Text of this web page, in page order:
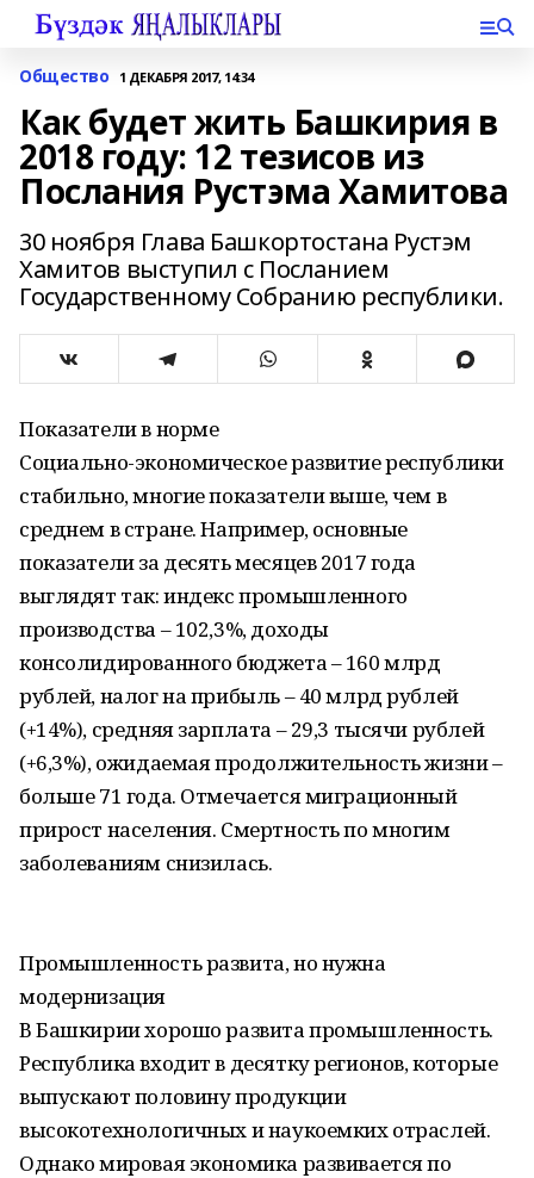
Общество 1 ДЕКАБРЯ 2017, 14:34
Как будет жить Башкирия в
2018 году: 12 тезисов из
Послания Рустэма Хамитова
30 ноября Глава Башкортостана Рустэм
Хамитов выступил с Посланием
Государственному Собранию республики.
Показатели в норме
Социально-экономическое развитие республики
стабильно, многие показатели выше, чем в
среднем в стране. Например, основные
показатели за десять месяцев 2017 года
выглядят так: индекс промышленного
производства – 102,3%, доходы
консолидированного бюджета – 160 млрд
рублей, налог на прибыль – 40 млрд рублей
(+14%), средняя зарплата – 29,3 тысячи рублей
(+6,3%), ожидаемая продолжительность жизни –
больше 71 года. Отмечается миграционный
прирост населения. Смертность по многим
заболеваниям снизилась.
Промышленность развита, но нужна
модернизация
В Башкирии хорошо развита промышленность.
Республика входит в десятку регионов, которые
выпускают половину продукции
высокотехнологичных и наукоемких отраслей.
Однако мировая экономика развивается по